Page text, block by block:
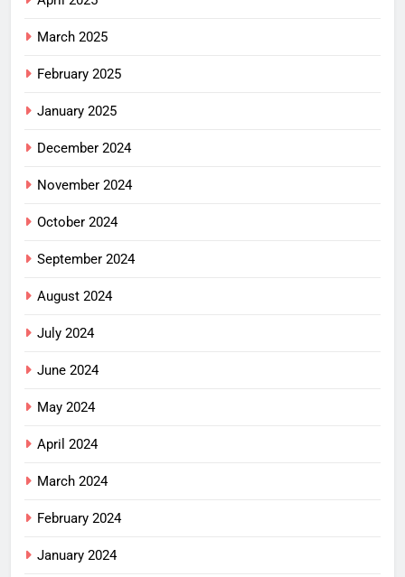
March 2025
February 2025
January 2025
December 2024
November 2024
October 2024
September 2024
August 2024
July 2024
June 2024
May 2024
April 2024
March 2024
February 2024
January 2024